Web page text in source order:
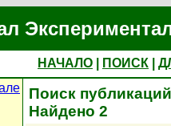
НАЧАЛО ПОИСК
Поиск
Найдено 2